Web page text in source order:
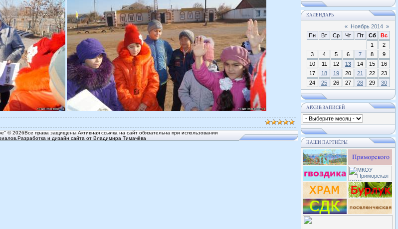
© 2026Все права защищены.Активная ссылка на сайт обязательна при использовании
и дизайн сайта от Владимира Тимачёва
КАЛЕНДАРЬ
« Ноябрь 2014 »
Пн
Вт Ср Чт Пт Сб
Вс
1
2
3
4 5 6 7 8
9
10
11 12 13 14 15
16
17
18 19 20 21 22
23
24
25 26 27 28 29 30
АРХИВ ЗАПИСЕЙ
НАШИ ПАРТНЁРЫ